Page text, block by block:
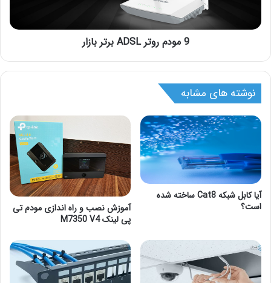
9 مودم روتر ADSL برتر بازار
نوشته های مشابه
آیا کابل شبکه Cat8 ساخته شده
است؟
آموزش نصب و راه اندازی مودم تی
پی لینک M7350 V4